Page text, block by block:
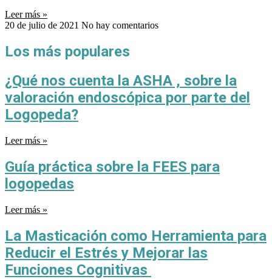
Leer más »
20 de julio de 2021 No hay comentarios
Los más populares
¿Qué nos cuenta la ASHA , sobre la
valoración endoscópica por parte del
Logopeda?
Leer más »
Guía práctica sobre la FEES para
logopedas
Leer más »
La Masticación como Herramienta para
Reducir el Estrés y Mejorar las
Funciones Cognitivas